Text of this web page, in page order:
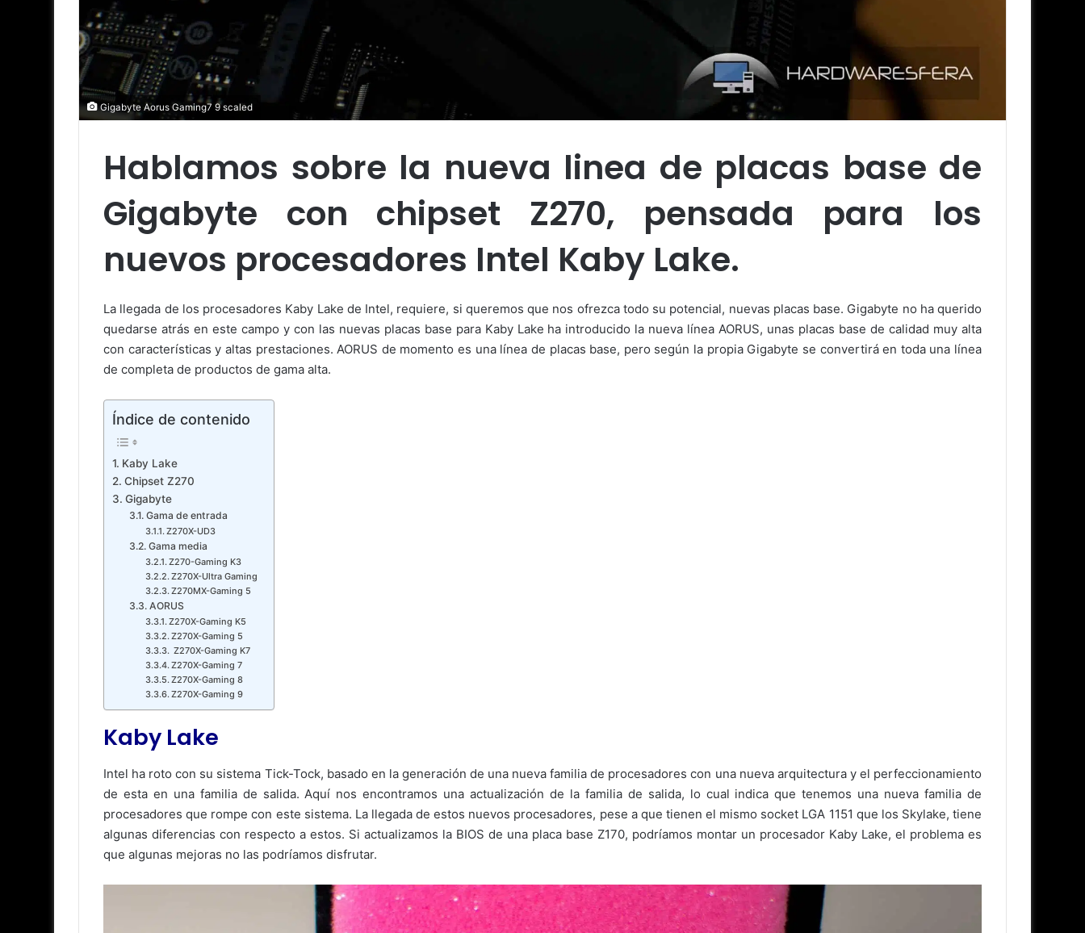
Gigabyte Aorus Gaming7 9 scaled
Hablamos sobre la nueva linea de placas base de
Gigabyte con chipset Z270, pensada para los
nuevos procesadores Intel Kaby Lake.
La llegada de los procesadores Kaby Lake de Intel, requiere, si queremos que nos ofrezca todo su potencial, nuevas placas base. Gigabyte no ha querido
quedarse atrás en este campo y con las nuevas placas base para Kaby Lake ha introducido la nueva línea AORUS, unas placas base de calidad muy alta
con características y altas prestaciones. AORUS de momento es una línea de placas base, pero según la propia Gigabyte se convertirá en toda una línea
de completa de productos de gama alta.
Índice de contenido
Kaby Lake
Chipset Z270
Gigabyte
Gama de entrada
Z270X-UD3
Gama media
Z270-Gaming K3
Z270X-Ultra Gaming
Z270MX-Gaming 5
AORUS
Z270X-Gaming K5
Z270X-Gaming 5
Z270X-Gaming K7
Z270X-Gaming 7
Z270X-Gaming 8
Z270X-Gaming 9
Kaby Lake
Intel ha roto con su sistema Tick-Tock, basado en la generación de una nueva familia de procesadores con una nueva arquitectura y el perfeccionamiento
de esta en una familia de salida. Aquí nos encontramos una actualización de la familia de salida, lo cual indica que tenemos una nueva familia de
procesadores que rompe con este sistema. La llegada de estos nuevos procesadores, pese a que tienen el mismo socket LGA 1151 que los Skylake, tiene
algunas diferencias con respecto a estos. Si actualizamos la BIOS de una placa base Z170, podríamos montar un procesador Kaby Lake, el problema es
que algunas mejoras no las podríamos disfrutar.